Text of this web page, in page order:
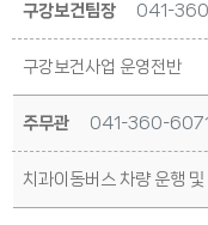
구강보건팀장 041-
구강보건사업 운영전반
주무관 041-360-6071
치과이동버스 차량 운행